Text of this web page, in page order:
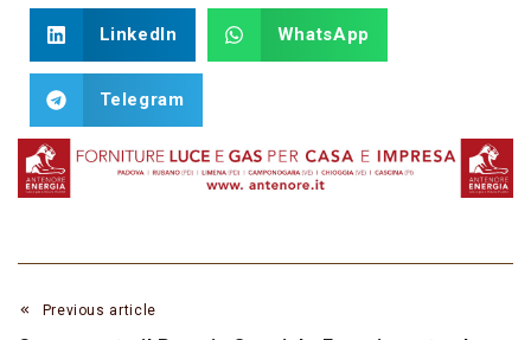
LinkedIn WhatsApp
Telegram
Previous article